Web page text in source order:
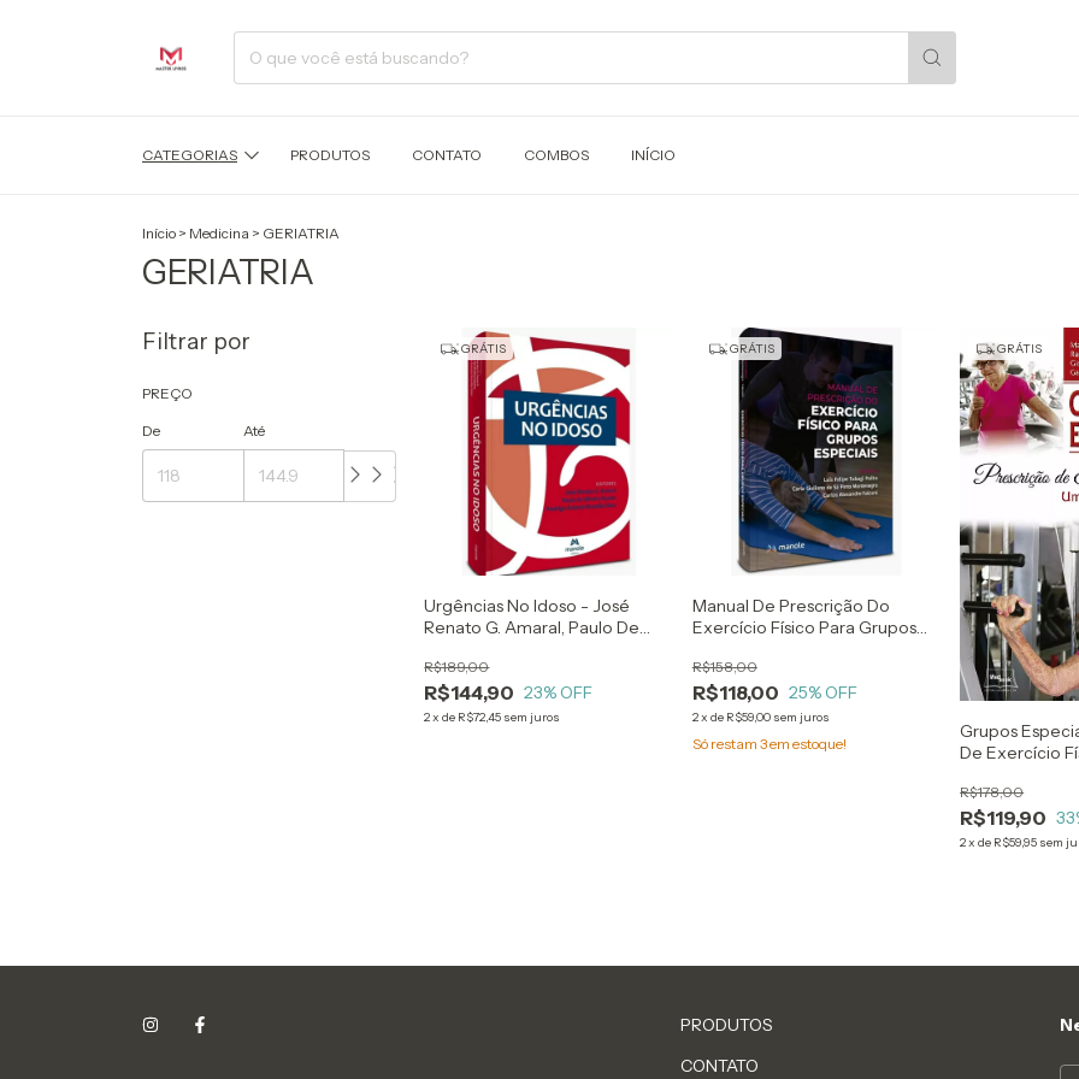
CATEGORIAS PRODUTOS CONTATO COMBOS INÍCIO
Início > Medicina > GERIATRIA
GERIATRIA
Filtrar por
PREÇO
De Até
GRÁTIS
Urgências No Idoso - José
Renato G. Amaral, Paulo De
Antonio Brandão Neto
R$144,90
R$189,00
23% OFF
2xde R$72,45 sem juros
GRÁTIS
Manual De Prescrição Do
Exercício Físico Para Grupos
Polito, Carla Giuliano De Sá
Pinto Montenegro, Carlos
Alexandre Falconi
R$118,00
R$158,00
25% OFF
2x de R$59,00 sem juros
Só restam 3em estoque!
GRÁTIS
Grupos
De Exercício
Lúcio Mazini
Pedroza
Silva Novaes E
R$119,90
R$178,00
33
2xde R$59,95 sem
PRODUTOS
CONTATO